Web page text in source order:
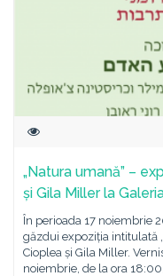
„Natura umană” –
și Gila Miller la
În perioada 17 noiembrie
găzdui expoziția intitulată
Cioplea și Gila Miller.
noiembrie, de la ora